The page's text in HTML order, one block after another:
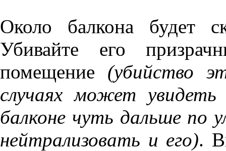
Около балкона будет
Убивайте его
помещение (убийство
случаях может
балконе чуть дальше по
нейтрализовать и его).